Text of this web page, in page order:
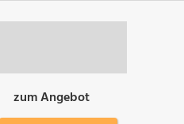
zum Angebot